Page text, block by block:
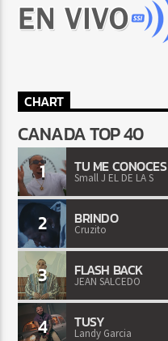
CHART
CANADA TOP 40
1 TU ME CONOCES
Small J EL DE LA S
2 BRINDO
Cruzito
3 FLASH BACK
JEAN SALCEDO
4 TUSY
Landy Garcia